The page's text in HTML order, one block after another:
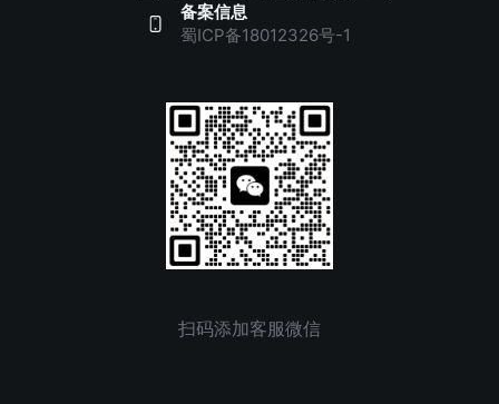
备案信息
蜀ICP备18012326号-1
扫码添加客服微信